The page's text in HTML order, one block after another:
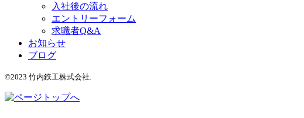
入社後の流れ
エントリーフォーム
求職者Q&A
お知らせ
ブログ
©2023 竹内鉃工株式会社.